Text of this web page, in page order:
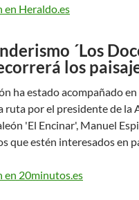
Heraldo.es
´Los
los
ha estado acompañado en
ruta por el presidente de la
'El Encinar', Manuel
que estén interesados en
20minutos.es